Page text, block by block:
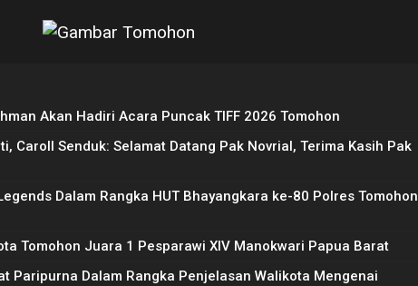
Akan Hadiri Acara Puncak TIFF 2026 Tomohon
Caroll Senduk: Selamat Datang Pak Novrial, Terima Kasih Pak
Dalam Rangka HUT Bhayangkara ke-80 Polres Tomohon
Tomohon Juara 1 Pesparawi XIV Manokwari Papua Barat
Paripurna Dalam Rangka Penjelasan Walikota Mengenai